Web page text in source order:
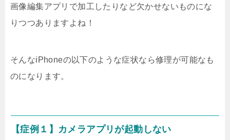
画像編集アプリで加工したりなど欠かせないものにな
りつつありますよね！
そんなiPhoneの以下のような症状なら修理が可能なも
のになります。
【症例１】カメラアプリが起動しない